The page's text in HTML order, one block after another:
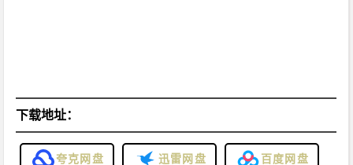
下载地址：
夸克网盘 迅雷网盘 百度网盘